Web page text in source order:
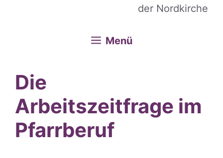
der Nordkirche
Menü
Die
Arbeitszeitfrage im
Pfarrberuf